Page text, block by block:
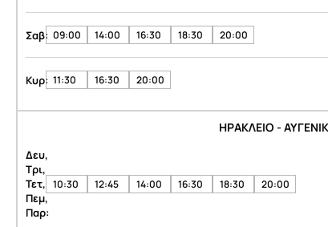
Σαβ: 09:00 14:00 16:30 18:30 20:00
Κυρ: 11:30 16:30 20:00
ΗΡΑΚΛΕΙΟ -
Δευ,
Τρι,
Τετ,
Πεμ,
Παρ:
10:30 12:45 14:00 16:30 18:30 20:00